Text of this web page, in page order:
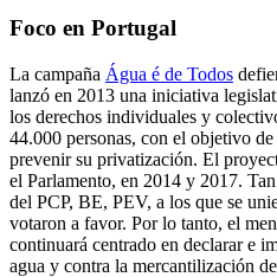
Foco en Portugal
La campaña Água é de Todos
lanzó en 2013 una iniciativa
los derechos individuales y
44.000 personas, con el objetivo
prevenir su privatización. El
el Parlamento, en 2014 y 2017.
del PCP, BE, PEV, a los que se
votaron a favor. Por lo tanto, el
continuará centrado en declarar e
agua y contra la mercantilización